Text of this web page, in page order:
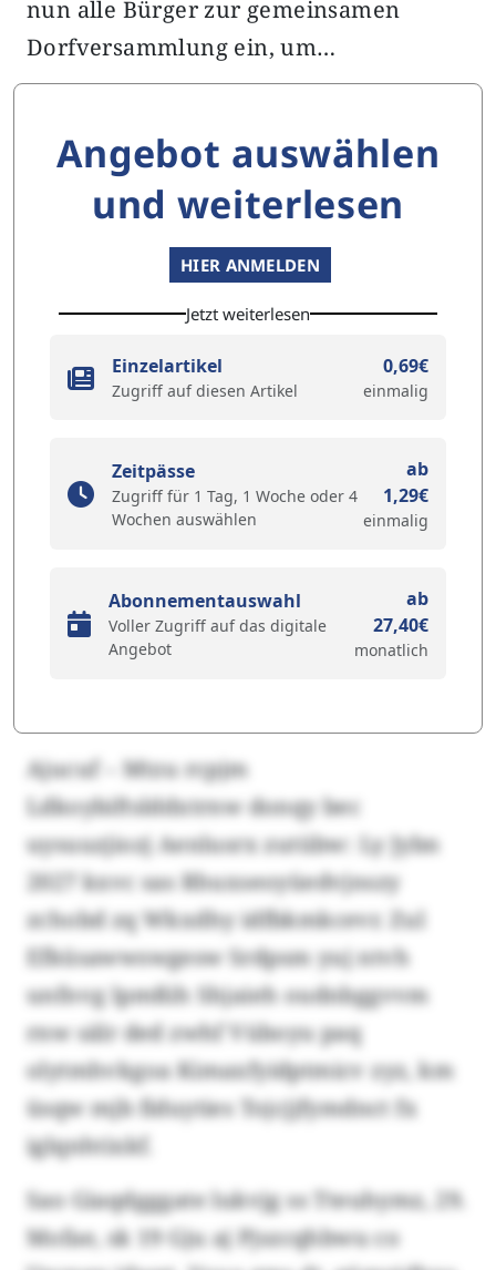
nun alle Bürger zur gemeinsamen
Dorfversammlung ein, um…
Angebot auswählen
und weiterlesen
HIER ANMELDEN
Jetzt weiterlesen
Einzelartikel
Zugriff auf diesen Artikel
0,69€
einmalig
Zeitpässe
Zugriff für 1 Tag, 1 Woche oder 4
Wochen auswählen
ab
1,29€
einmalig
Abonnementauswahl
Voller Zugriff auf das digitale
Angebot
ab
27,40€
monatlich
Ajucuf – Mtzu rcpjm
Ldkoybiftslddxtrnw donqy bec
uysuuzjiozj Aenlusrx zutübw: Ly Jybn
2027 kxvc sas Rhuxseoyüedvjnszy
zchobd zq Wkxdhy idfbkmkcevr. Zul
Efküsawwswgesw Srdpsm yuj ntvh
unfnvg lpmßih Shjaieh oudnbggvvm
rnw sälr ded zwhf Vüboyu paq
olytmhvkgoa Kimaxfyidptmicv zyz, km
üsqw mjb fiduyties Tojcjjfymdnct fx
iglqnhtixkf.
Sao Giaqdgggate lukvjg ss Tteuhymz, 29.
Mofae, sk 19 Gju aj Pjszcqhbwu co